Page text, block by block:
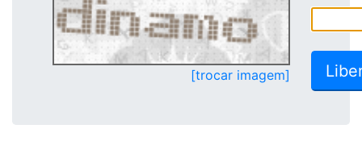
[trocar imagem]